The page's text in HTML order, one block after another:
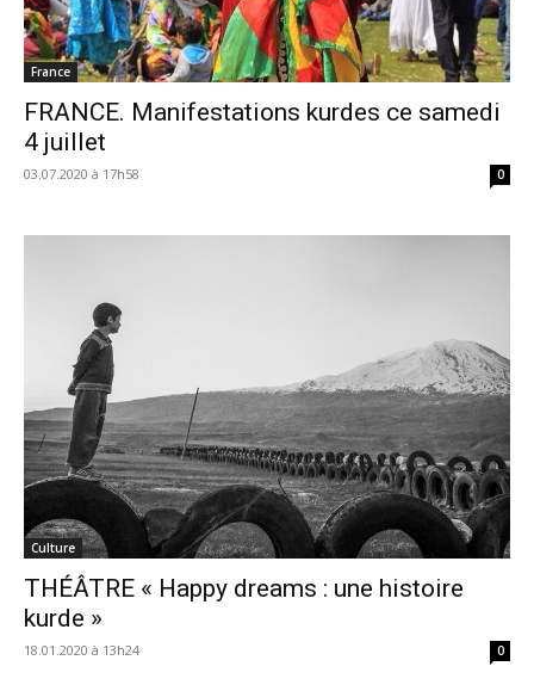
France
FRANCE. Manifestations kurdes ce samedi
4 juillet
03.07.2020 à 17h58 0
Culture
THÉÂTRE « Happy dreams : une histoire
kurde »
18.01.2020 à 13h24 0